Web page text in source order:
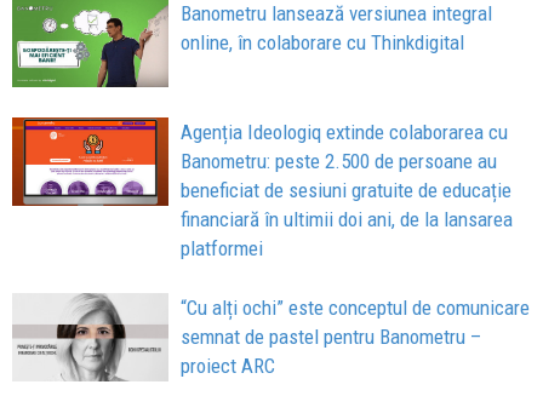
Banometru lansează versiunea integral
online, în colaborare cu Thinkdigital
Agenția Ideologiq extinde colaborarea cu
Banometru: peste 2.500 de persoane au
beneficiat de sesiuni gratuite de educație
financiară în ultimii doi ani, de la lansarea
platformei
“Cu alți ochi” este conceptul de comunicare
semnat de pastel pentru Banometru –
proiect ARC